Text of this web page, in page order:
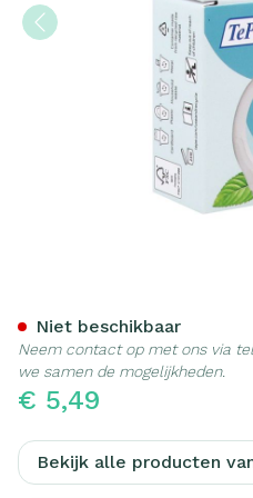
€ 5,49
Niet beschikbaar
Neem contact op met ons via
we samen de mogelijkheden.
Bekijk alle producten